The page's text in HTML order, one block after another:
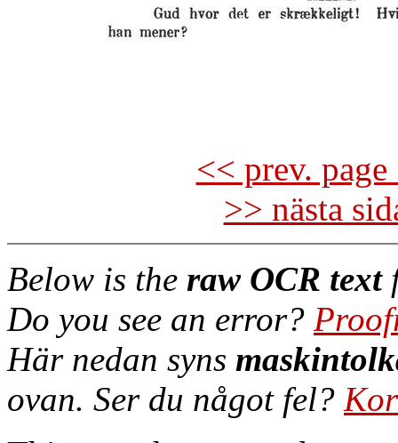
<< prev.
>> nästa
Below is the raw OCR text
Do you see an error?
Här nedan syns
ovan. Ser du något fel?